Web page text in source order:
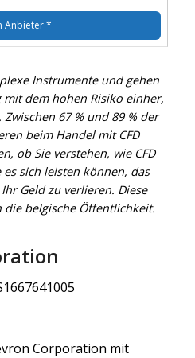
Anbieter *
Instrumente und gehen
dem hohen Risiko einher,
67 % und 89 % der
beim Handel mit CFD
ob Sie verstehen, wie CFD
sich leisten können, das
Geld zu verlieren. Diese
belgische Öffentlichkeit.
Corporation mit